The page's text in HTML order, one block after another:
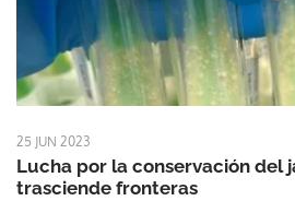
25 JUN 2023
Lucha por la conservación del
trasciende fronteras